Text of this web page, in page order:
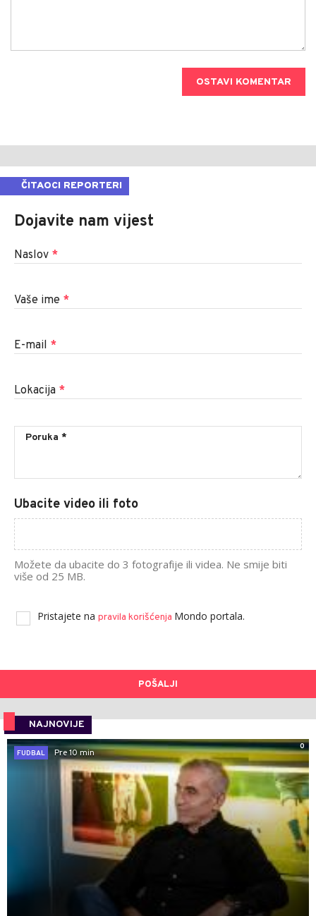
OSTAVI KOMENTAR
ČITAOCI REPORTERI
Dojavite nam vijest
Naslov *
Vaše ime *
E-mail *
Lokacija *
Ubacite video ili foto
Možete da ubacite do 3 fotografije ili videa. Ne smije biti
više od 25 MB.
Pristajete na pravila korišćenja Mondo portala.
POŠALJI
NAJNOVIJE
0
FUDBAL
Pre 10 min